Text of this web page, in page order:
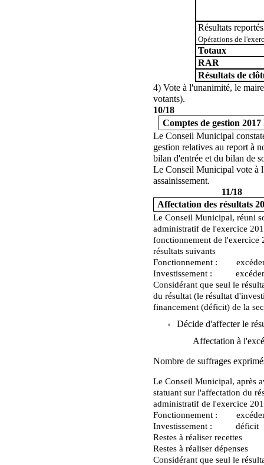
Résultats reportés
Opérations de
Totaux
RAR
Résultats de
4) Vote à l'unanimité, le
votants).
10/18
Comptes de gestion
Le Conseil Municipal
gestion relatives au report à
bilan d'entrée et du bilan de
Le Conseil Municipal vote à
assainissement.
11/18
Affectation des résultats
Le Conseil Municipal, réuni
administratif de l'exercice
fonctionnement de l'exercice
résultats suivants
Fonctionnement :
Investissement :
Considérant que seul le
du résultat (le résultat
financement (déficit) de la
Décide d'affecter le
Affectation à l'excédent
Nombre de suffrages
Le Conseil Municipal, après
statuant sur l'affectation du
administratif de l'exercice
Fonctionnement :
Investissement :
Restes à réaliser
Restes à réaliser
Considérant que seul le